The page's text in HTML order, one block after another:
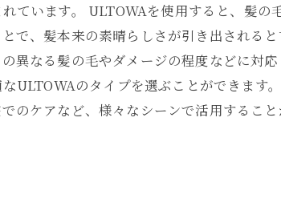
ています。 ULTOWAを使用すると、髪
で、髪本来の素晴らしさが引き出される
異なる髪の毛やダメージの程度などに対
ULTOWAのタイプを選ぶことができます
のケアなど、様々なシーンで活用するこ